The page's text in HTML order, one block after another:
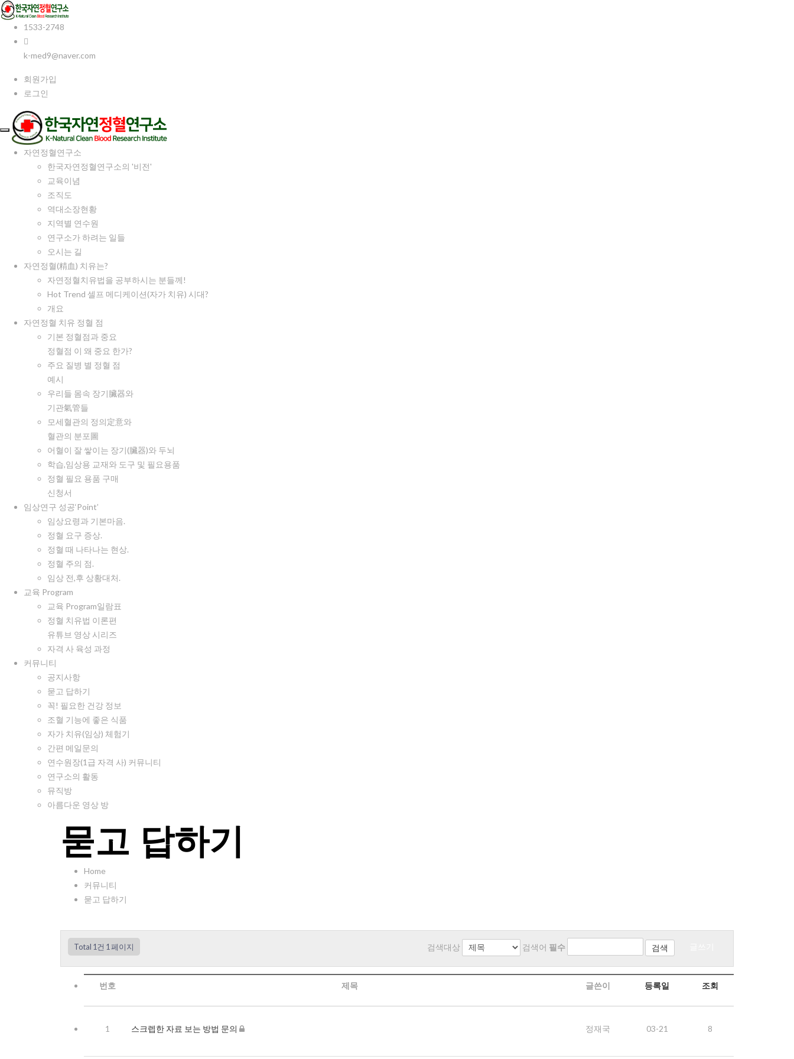
1533-2748
k-med9@naver.com
회원가입
로그인
자연정혈연구소
한국자연정혈연구소의 '비전'
교육이념
조직도
역대소장현황
지역별 연수원
연구소가 하려는 일들
오시는 길
자연정혈(精血) 치유는?
자연정혈치유법을 공부하시는 분들께!
Hot Trend 셀프 메디케이션(자가 치유) 시대?
개요
자연정혈 치유 정혈 점
기본 정혈점과 중요
정혈점 이 왜 중요 한가?
주요 질병 별 정혈 점
예시
우리들 몸속 장기臟器와
기관氣管들
모세혈관의 정의定意와
혈관의 분포圖
어혈이 잘 쌓이는 장기(臟器)와 두뇌
학습,임상용 교재와 도구 및 필요용품
정혈 필요 용품 구매
신청서
임상연구 성공‘Point’
임상요령과 기본마음.
정혈 요구 증상.
정혈 때 나타나는 현상.
정혈 주의 점.
임상 전,후 상황대처.
교육 Program
교육 Program일람표
정혈 치유법 이론편
유튜브 영상 시리즈
자격 사 육성 과정
커뮤니티
공지사항
묻고 답하기
꼭! 필요한 건강 정보
조혈 기능에 좋은 식품
자가 치유(임상) 체험기
간편 메일문의
연수원장(1급 자격 사) 커뮤니티
연구소의 활동
뮤직방
아름다운 영상 방
묻고 답하기
Home
커뮤니티
묻고 답하기
Total 1건 1 페이지 검색대상 검색어 필수
번호 제목 글쓴이 등록일 조회
1 스크렙한 자료 보는 방법 문의 정재국 03-21 8